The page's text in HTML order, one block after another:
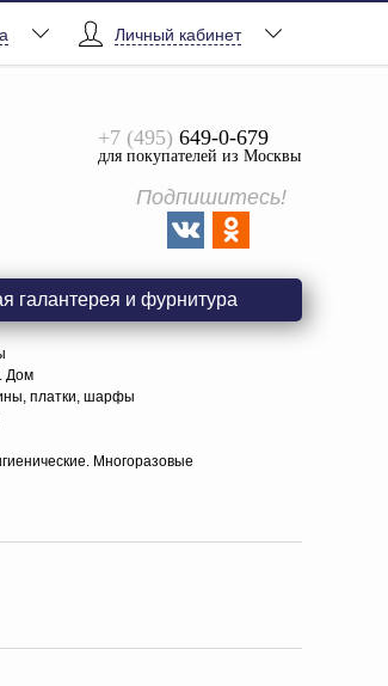
Личный кабинет
+7 (495) 649-0-679
для покупателей из Москвы
Подпишитесь!
галантерея и фурнитура
Дом
платки, шарфы
Многоразовые